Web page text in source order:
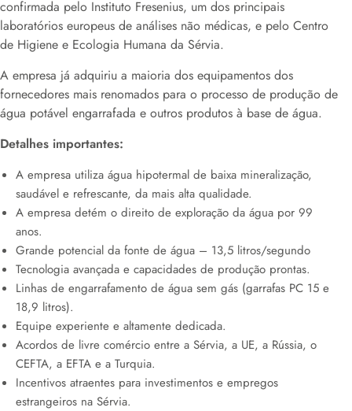
confirmada pelo Instituto Fresenius, um dos principais
laboratórios europeus de análises não médicas, e pelo Centro
de Higiene e Ecologia Humana da Sérvia.
A empresa já adquiriu a maioria dos equipamentos dos
fornecedores mais renomados para o processo de produção de
água potável engarrafada e outros produtos à base de água.
Detalhes importantes:
A empresa utiliza água hipotermal de baixa mineralização,
saudável e refrescante, da mais alta qualidade.
A empresa detém o direito de exploração da água por 99
anos.
Grande potencial da fonte de água – 13,5 litros/segundo
Tecnologia avançada e capacidades de produção prontas.
Linhas de engarrafamento de água sem gás (garrafas PC 15 e
18,9 litros).
Equipe experiente e altamente dedicada.
Acordos de livre comércio entre a Sérvia, a UE, a Rússia, o
CEFTA, a EFTA e a Turquia.
Incentivos atraentes para investimentos e empregos
estrangeiros na Sérvia.